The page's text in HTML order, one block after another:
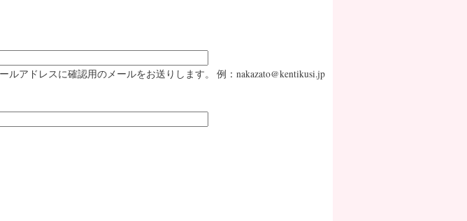
アドレスに確認用のメールをお送りします。 例：nakazato@kentikusi.jp